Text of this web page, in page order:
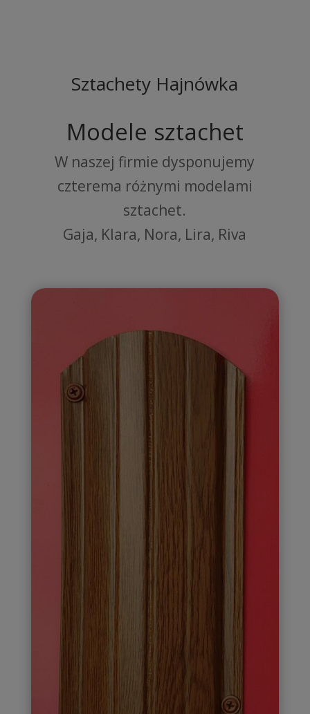
Sztachety Hajnówka
Modele sztachet
W naszej firmie dysponujemy
czterema różnymi modelami
sztachet.
Gaja, Klara, Nora, Lira, Riva